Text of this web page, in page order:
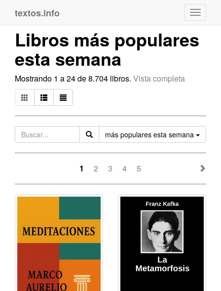
textos.info
Libros más populares
esta semana
Mostrando 1 a 24 de 8.704 libros. Vista completa
más populares esta semana
1 2 3 4 5